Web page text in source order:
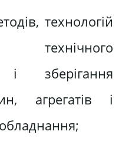
технологій
і зберігання
агрегатів і